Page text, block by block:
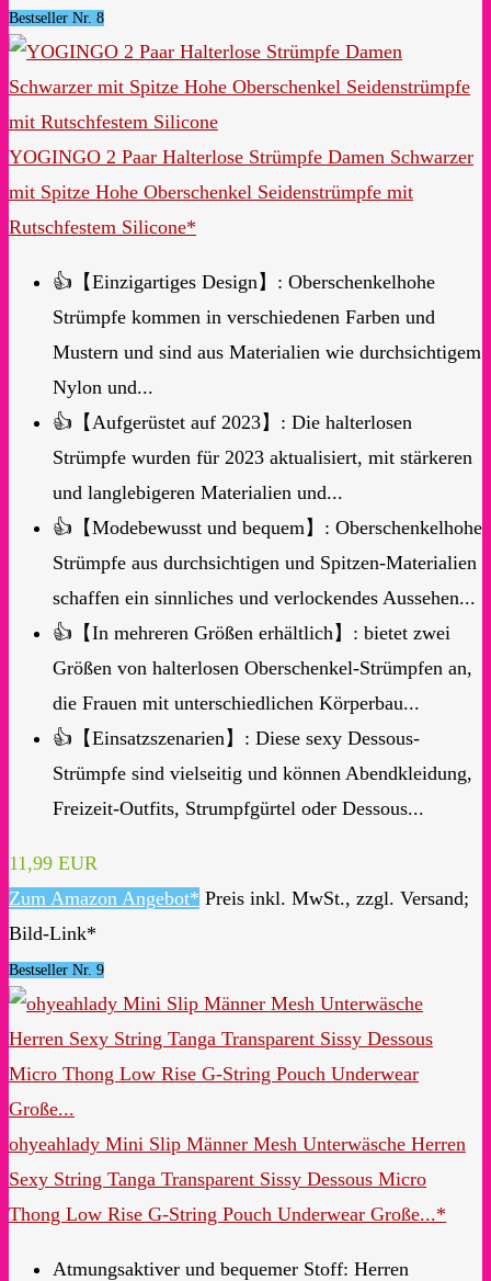
Bestseller Nr. 8
YOGINGO 2 Paar Halterlose Strümpfe Damen Schwarzer
mit Spitze Hohe Oberschenkel Seidenstrümpfe mit
Rutschfestem Silicone*
👍【Einzigartiges Design】: Oberschenkelhohe
Strümpfe kommen in verschiedenen Farben und
Mustern und sind aus Materialien wie durchsichtigem
Nylon und...
👍【Aufgerüstet auf 2023】: Die halterlosen
Strümpfe wurden für 2023 aktualisiert, mit stärkeren
und langlebigeren Materialien und...
👍【Modebewusst und bequem】: Oberschenkelhohe
Strümpfe aus durchsichtigen und Spitzen-Materialien
schaffen ein sinnliches und verlockendes Aussehen...
👍【In mehreren Größen erhältlich】: bietet zwei
Größen von halterlosen Oberschenkel-Strümpfen an,
die Frauen mit unterschiedlichen Körperbau...
👍【Einsatzszenarien】: Diese sexy Dessous-
Strümpfe sind vielseitig und können Abendkleidung,
Freizeit-Outfits, Strumpfgürtel oder Dessous...
11,99 EUR
Zum Amazon Angebot* Preis inkl. MwSt., zzgl. Versand;
Bild-Link*
Bestseller Nr. 9
ohyeahlady Mini Slip Männer Mesh Unterwäsche Herren
Sexy String Tanga Transparent Sissy Dessous Micro
Thong Low Rise G-String Pouch Underwear Große...*
Atmungsaktiver und bequemer Stoff: Herren